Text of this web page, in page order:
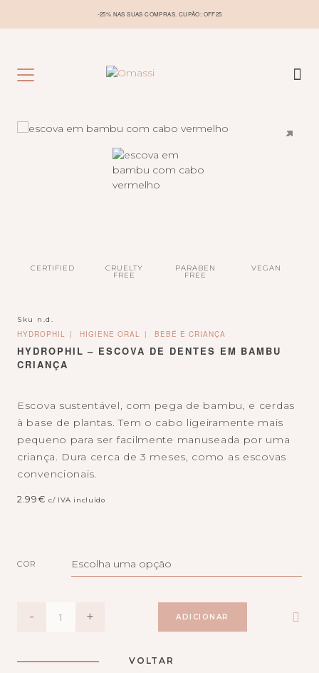
-25% NAS SUAS COMPRAS. CUPÃO: OFF25
CERTIFIED CRUELTY
FREE
PARABEN
FREE
VEGAN
Sku n.d.
HYDROPHIL HIGIENE ORAL BEBÉ E CRIANÇA
HYDROPHIL – ESCOVA DE DENTES EM BAMBU
CRIANÇA
Escova sustentável, com pega de bambu, e cerdas
à base de plantas. Tem o cabo ligeiramente mais
pequeno para ser facilmente manuseada por uma
criança. Dura cerca de 3 meses, como as escovas
convencionais.
2.99€ c/ IVA incluído
COR
- + ADICIONAR
VOLTAR